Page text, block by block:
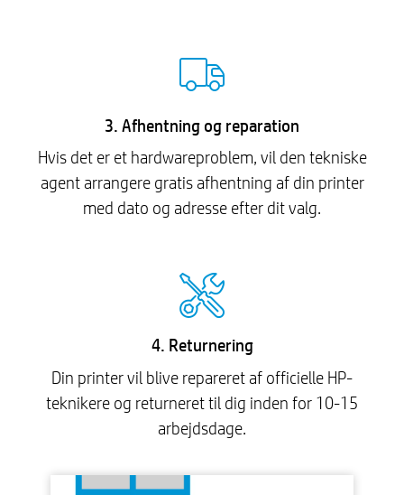
3. Afhentning og reparation
Hvis det er et hardwareproblem, vil den tekniske
agent arrangere gratis afhentning af din printer
med dato og adresse efter dit valg.
4. Returnering
Din printer vil blive repareret af officielle HP-
teknikere og returneret til dig inden for 10-15
arbejdsdage.